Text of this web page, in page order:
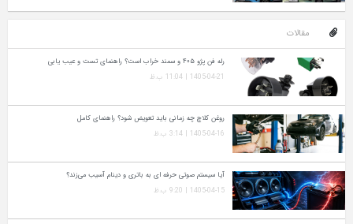
مقالات
رله فن پژو ۴۰۵ و سمند خراب است؟ راهنمای تست و عیب‌ یابی
1405-04-21 | 11:04 ب.ظ
روغن کلاچ چه زمانی باید تعویض شود؟ راهنمای کامل
1405-04-16 | 3:14 ب.ظ
آیا سیستم صوتی حرفه‌ ای به باتری و دینام آسیب می‌زند؟
1405-04-15 | 9:20 ب.ظ